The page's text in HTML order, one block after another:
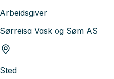
Arbeidsgiver
Sørreisa Vask og Søm AS
Sted